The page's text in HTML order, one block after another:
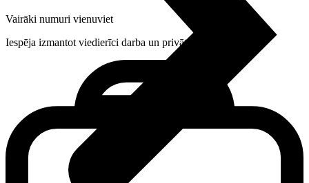
Vairāki numuri vienuviet
Iespēja izmantot viedierīci darba un privātajām vajadzībām.